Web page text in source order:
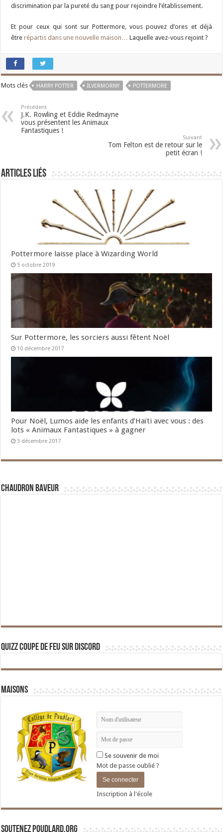
discrimination par la pureté du sang pour rejoindre l’établissement.
Et pour ceux qui sont sur Pottermore, vous pouvez d’ores et déjà
êtrerépartis dans une nouvelle maison… Laquelle avez-vous rejoint ?
Mots clés HARRY POTTER ILVERMORNY POTTERMORE
Précédent
J.K. Rowling et Eddie Redmayne
vous présentent les Animaux
Fantastiques !
Suivant
Tom Felton est de retour sur le
petit écran !
Articles liés
Pottermore laisse place à Wizarding World
5 octobre 2019
Sur Pottermore, les sorciers aussi fêtent Noël
10 décembre 2017
Pour Noël, Lumos aide les enfants d’Haïti avec vous : des
lots « Animaux Fantastiques » à gagner
3 décembre 2017
Chaudron Baveur
Quizz Coupe de Feu sur Discord
Maisons
Se souvenir de moi
Mot de passe oublié ?
Inscription à l'école
Soutenez Poudlard.org